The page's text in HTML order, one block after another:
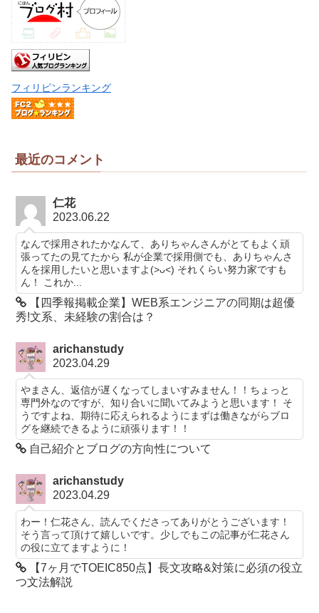
フィリピンランキング
最近のコメント
仁花
2023.06.22
なんで採用されたかなんて、ありちゃんさんがとてもよく頑
張ってたの見てたから 私が企業で採用側でも、ありちゃんさ
んを採用したいと思いますよ(>ᴗ<) それくらい努力家ですも
ん！ これか...
【四季報掲載企業】WEB系エンジニアの同期は超優
秀!文系、未経験の割合は？
arichanstudy
2023.04.29
やまさん、返信が遅くなってしまいすみません！！ちょっと
専門外なのですが、知り合いに聞いてみようと思います！ そ
うですよね、期待に応えられるようにまずは働きながらブロ
グを継続できるように頑張ります！！
自己紹介とブログの方向性について
arichanstudy
2023.04.29
わー！仁花さん、読んでくださってありがとうございます！
そう言って頂けて嬉しいです。少しでもこの記事が仁花さん
の役に立てますように！
【7ヶ月でTOEIC850点】長文攻略&対策に必須の役立
つ文法解説